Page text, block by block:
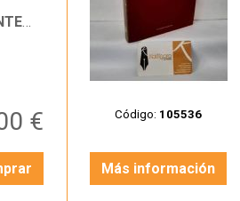
€ Código: 105536
Más información